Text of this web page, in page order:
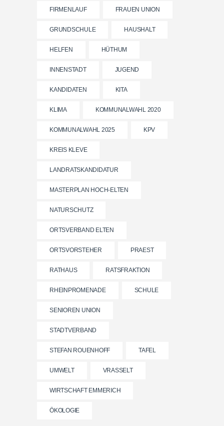
FIRMENLAUF FRAUEN UNION
GRUNDSCHULE HAUSHALT
HELFEN HÜTHUM
INNENSTADT JUGEND
KANDIDATEN KITA
KLIMA KOMMUNALWAHL 2020
KOMMUNALWAHL 2025 KPV
KREIS KLEVE
LANDRATSKANDIDATUR
MASTERPLAN HOCH-ELTEN
NATURSCHUTZ
ORTSVERBAND ELTEN
ORTSVORSTEHER PRAEST
RATHAUS RATSFRAKTION
RHEINPROMENADE SCHULE
SENIOREN UNION
STADTVERBAND
STEFAN ROUENHOFF TAFEL
UMWELT VRASSELT
WIRTSCHAFT EMMERICH
ÖKOLOGIE